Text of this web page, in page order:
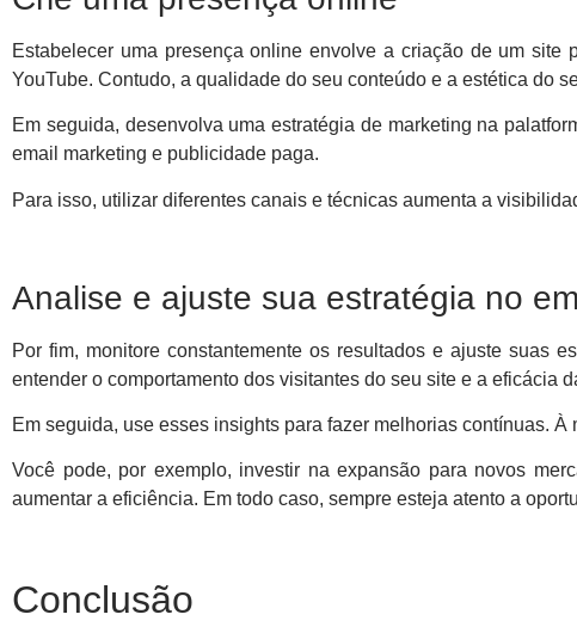
Estabelecer uma presença online envolve a criação de um
YouTube. Contudo, a qualidade do seu conteúdo e a estética do
Em seguida, desenvolva uma estratégia de marketing na
email marketing e publicidade paga.
Para isso, utilizar diferentes canais e técnicas aumenta a
Analise e ajuste sua estratégia no
Por fim, monitore constantemente os resultados e ajuste suas
entender o comportamento dos visitantes do seu site e a eficácia
Em seguida, use esses insights para fazer melhorias contínuas.
Você pode, por exemplo, investir na expansão para novos
aumentar a eficiência. Em todo caso, sempre esteja atento a
Conclusão